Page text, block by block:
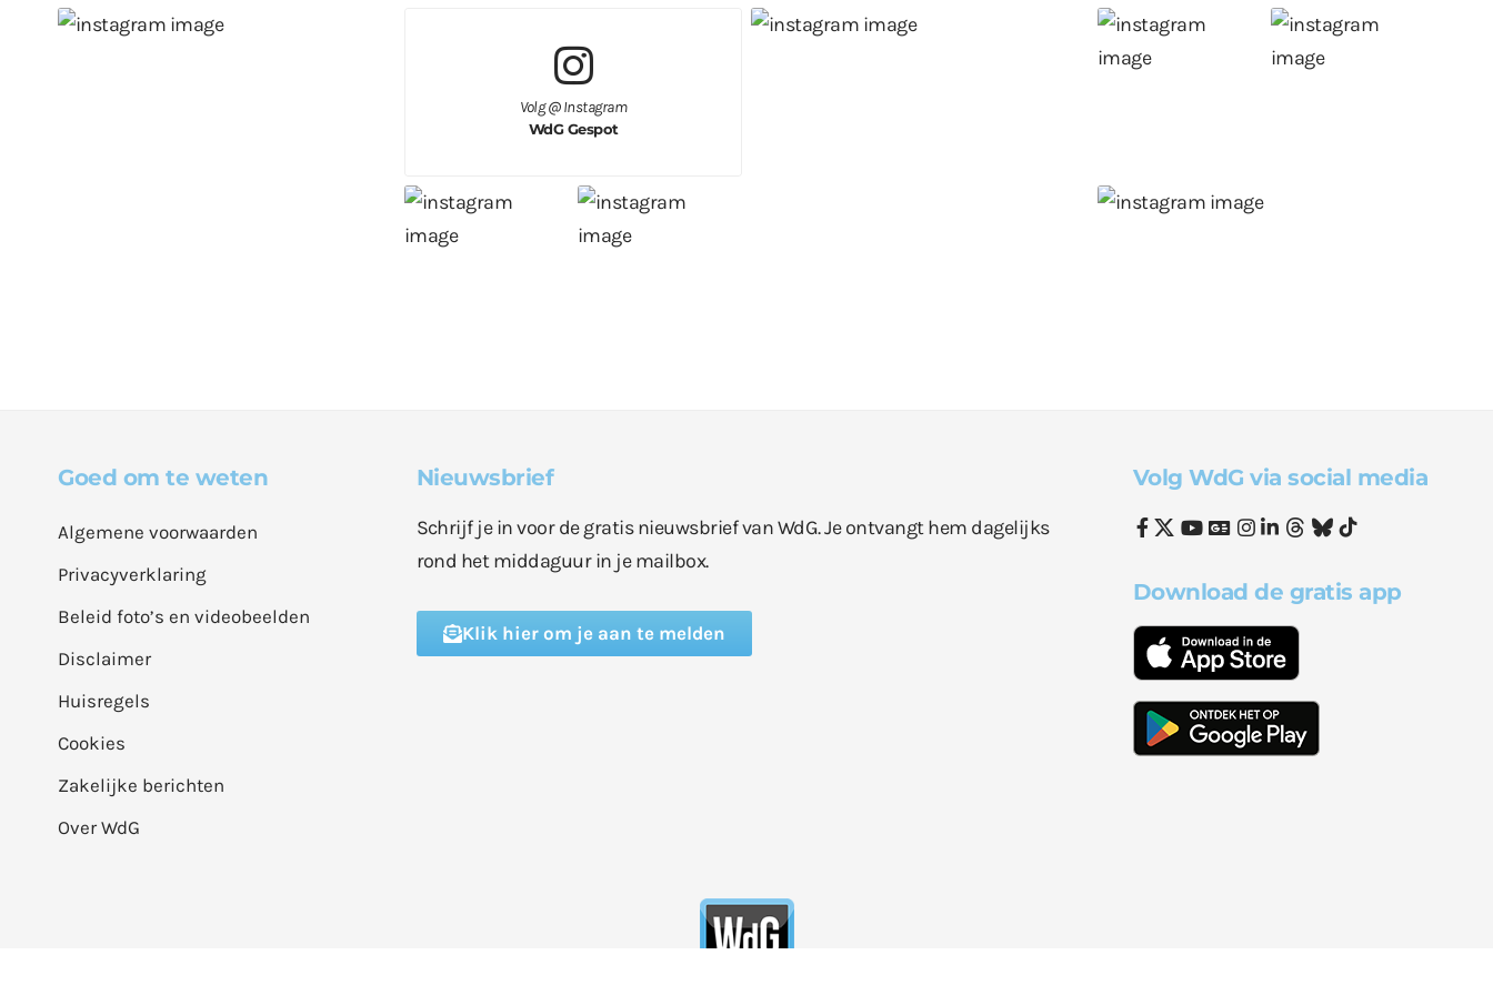
Volg @ Instagram
WdG Gespot
Goed om te weten
Algemene voorwaarden
Privacyverklaring
Beleid foto’s en videobeelden
Disclaimer
Huisregels
Cookies
Zakelijke berichten
Over WdG
Nieuwsbrief
Schrijf je in voor de gratis nieuwsbrief van WdG. Je ontvangt hem dagelijks
rond het middaguur in je mailbox.
Klik hier om je aan te melden
Volg WdG via social media
Download de gratis app